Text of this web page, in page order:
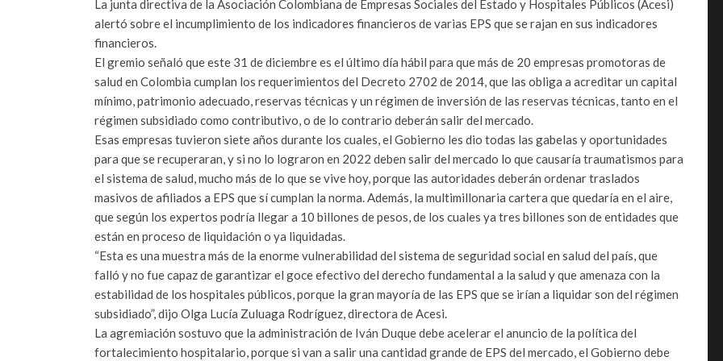
La junta directiva de la Asociación Colombiana de Empresas Sociales del Estado y Hospitales Públicos (Acesi)
alertó sobre el incumplimiento de los indicadores financieros de varias EPS que se rajan en sus indicadores
financieros.
El gremio señaló que este 31 de diciembre es el último día hábil para que más de 20 empresas promotoras de
salud en Colombia cumplan los requerimientos del Decreto 2702 de 2014, que las obliga a acreditar un capital
mínimo, patrimonio adecuado, reservas técnicas y un régimen de inversión de las reservas técnicas, tanto en el
régimen subsidiado como contributivo, o de lo contrario deberán salir del mercado.
Esas empresas tuvieron siete años durante los cuales, el Gobierno les dio todas las gabelas y oportunidades
para que se recuperaran, y si no lo lograron en 2022 deben salir del mercado lo que causaría traumatismos para
el sistema de salud, mucho más de lo que se vive hoy, porque las autoridades deberán ordenar traslados
masivos de afiliados a EPS que sí cumplan la norma. Además, la multimillonaria cartera que quedaría en el aire,
que según los expertos podría llegar a 10 billones de pesos, de los cuales ya tres billones son de entidades que
están en proceso de liquidación o ya liquidadas.
“Esta es una muestra más de la enorme vulnerabilidad del sistema de seguridad social en salud del país, que
falló y no fue capaz de garantizar el goce efectivo del derecho fundamental a la salud y que amenaza con la
estabilidad de los hospitales públicos, porque la gran mayoría de las EPS que se irían a liquidar son del régimen
subsidiado”, dijo Olga Lucía Zuluaga Rodríguez, directora de Acesi.
La agremiación sostuvo que la administración de Iván Duque debe acelerar el anuncio de la política del
fortalecimiento hospitalario, porque si van a salir una cantidad grande de EPS del mercado, el Gobierno debe